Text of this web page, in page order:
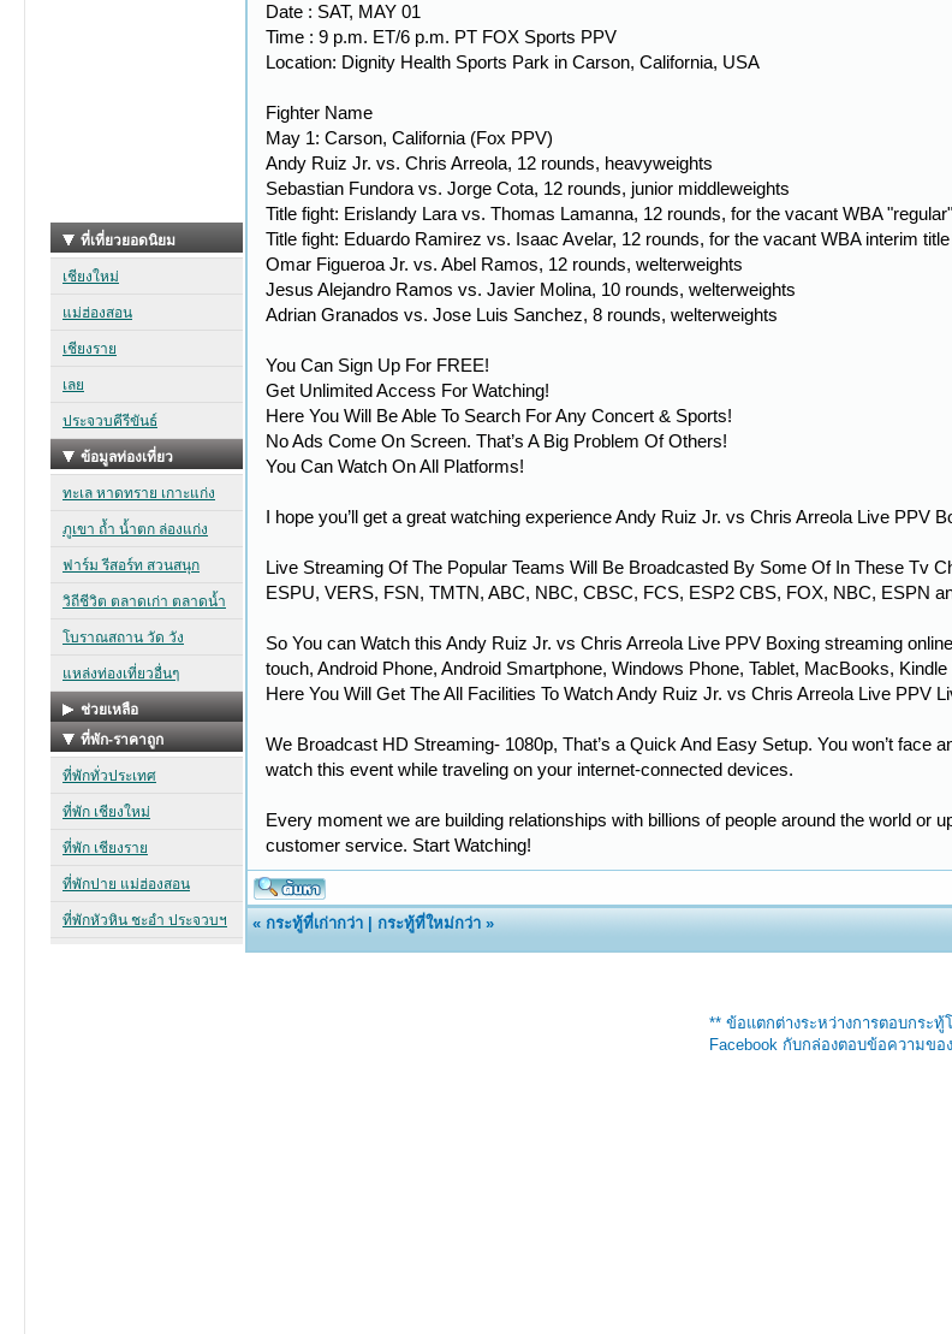
Date : SAT, MAY 01
Time : 9 p.m. ET/6 p.m. PT FOX Sports PPV
Location: Dignity Health Sports Park in Carson, California, USA
Fighter Name
May 1: Carson, California (Fox PPV)
Andy Ruiz Jr. vs. Chris Arreola, 12 rounds, heavyweights
Sebastian Fundora vs. Jorge Cota, 12 rounds, junior middleweights
Title fight: Erislandy Lara vs. Thomas Lamanna, 12 rounds, for the vacant WBA
Title fight: Eduardo Ramirez vs. Isaac Avelar, 12 rounds, for the vacant WBA interim title
Omar Figueroa Jr. vs. Abel Ramos, 12 rounds, welterweights
Jesus Alejandro Ramos vs. Javier Molina, 10 rounds, welterweights
Adrian Granados vs. Jose Luis Sanchez, 8 rounds, welterweights
You Can Sign Up For FREE!
Get Unlimited Access For Watching!
Here You Will Be Able To Search For Any Concert & Sports!
No Ads Come On Screen. That’s A Big Problem Of Others!
You Can Watch On All Platforms!
I hope you’ll get a great watching experience Andy Ruiz Jr. vs Chris Arreola Live PPV
Live Streaming Of The Popular Teams Will Be Broadcasted By Some Of In These Tv
ESPU, VERS, FSN, TMTN, ABC, NBC, CBSC, FCS, ESP2 CBS, FOX, NBC, ESPN
So You can Watch this Andy Ruiz Jr. vs Chris Arreola Live PPV Boxing streaming
touch, Android Phone, Android Smartphone, Windows Phone, Tablet, MacBooks,
Here You Will Get The All Facilities To Watch Andy Ruiz Jr. vs Chris Arreola Live PPV
We Broadcast HD Streaming- 1080p, That’s a Quick And Easy Setup. You won’t
watch this event while traveling on your internet-connected devices.
Every moment we are building relationships with billions of people around the world or
customer service. Start Watching!
«กระทู้ที่เก่ากว่า |กระทู้ที่ใหม่กว่า »
** ข้อแตกต่างระหว่างการตอบกระทู้
Facebook กับกล่องตอบข้อความขอ